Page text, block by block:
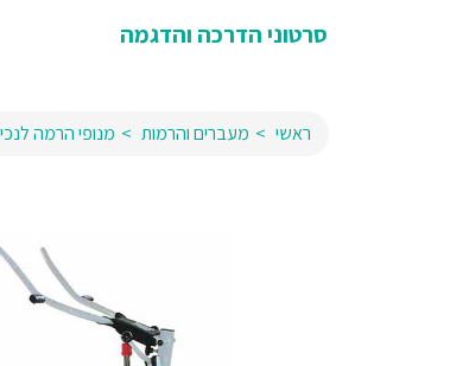
סרטוני הדרכה והדגמה
ראשי מעברים והרמות מנופי הרמה